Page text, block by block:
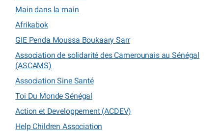
Main dans la main
Afrikabok
GIE Penda Moussa Boukaary Sarr
Association de solidarité des Camerounais au Sénégal
(ASCAMS)
Association Sine Santé
Toi Du Monde Sénégal
Action et Developpement (ACDEV)
Help Children Association